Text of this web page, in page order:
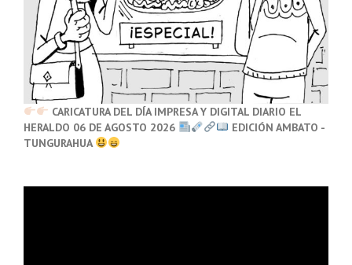
CARICATURA DEL DÍA IMPRESA Y DIGITAL DIARIO EL
HERALDO 06 DE AGOSTO 2026
EDICIÓN AMBATO -
TUNGURAHUA